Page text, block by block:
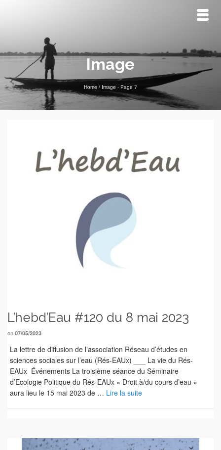
Image
Home / Image - Page 7
L’hebd’Eau #120 du 8 mai 2023
on 07/05/2023
La lettre de diffusion de l’association Réseau d’études en
sciences sociales sur l’eau (Rés-EAUx) ___ La vie du Rés-
EAUx Événements La troisième séance du Séminaire
d’Ecologie Politique du Rés-EAUx « Droit à/du cours d’eau »
aura lieu le 15 mai 2023 de … Lire la suite